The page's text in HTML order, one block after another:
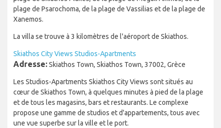
plage de Psarochoma, de la plage de Vassilias et de la plage de
Xanemos.
La villa se trouve à 3 kilomètres de l'aéroport de Skiathos.
Skiathos City Views Studios-Apartments
Adresse:Skiathos Town, Skiathos Town, 37002, Grèce
Les Studios-Apartments Skiathos City Views sont situés au
cœur de Skiathos Town, à quelques minutes à pied de la plage
et de tous les magasins, bars et restaurants. Le complexe
propose une gamme de studios et d'appartements, tous avec
une vue superbe sur la ville et le port.